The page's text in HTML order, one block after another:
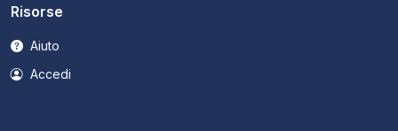
Risorse
Aiuto
Accedi